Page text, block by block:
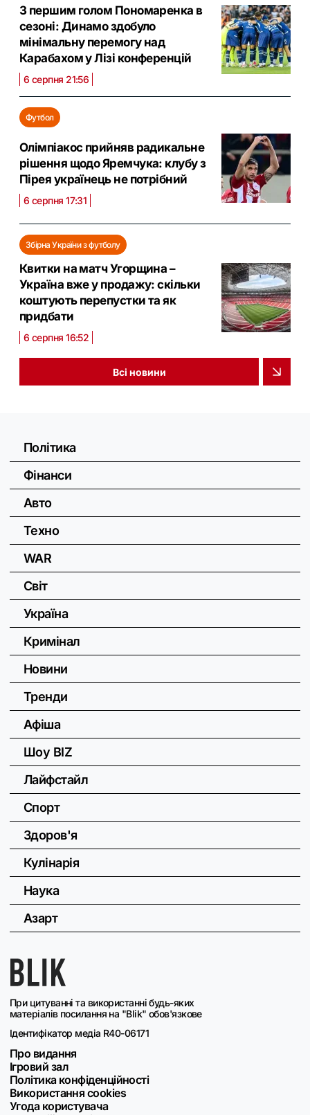
З першим голом Пономаренка в
сезоні: Динамо здобуло
мінімальну перемогу над
Карабахом у Лізі конференцій
6 серпня 21:56
Футбол
Олімпіакос прийняв радикальне
рішення щодо Яремчука: клубу з
Пірея українець не потрібний
6 серпня 17:31
Збірна України з футболу
Квитки на матч Угорщина –
Україна вже у продажу: скільки
коштують перепустки та як
придбати
6 серпня 16:52
Всі новини
При цитуванні та використанні будь-яких
матеріалів посилання на "Blik" обов'язкове
Ідентифікатор медіа R40-06171
Про видання
Ігровий зал
Політика конфіденційності
Використання cookies
Угода користувача
Політика
Фінанси
Авто
Техно
WAR
Світ
Україна
Кримінал
Новини
Тренди
Афіша
Шоу BIZ
Лайфстайл
Спорт
Здоров'я
Кулінарія
Наука
Азарт